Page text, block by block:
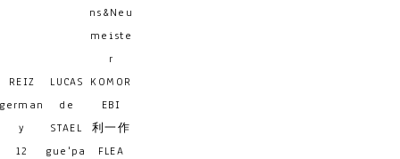
ns&Neu
meiste
r
REIZ
german
y
LUCAS
de
STAEL
KOMOR
EBI
利一作
12
gue'pa
FLEA